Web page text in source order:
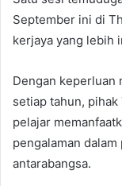
September ini di
kerjaya yang lebih
Dengan keperluan
setiap tahun,
pelajar
pengalaman
antarabangsa.